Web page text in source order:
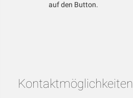
auf den Button.
Kontaktmöglichkeiten